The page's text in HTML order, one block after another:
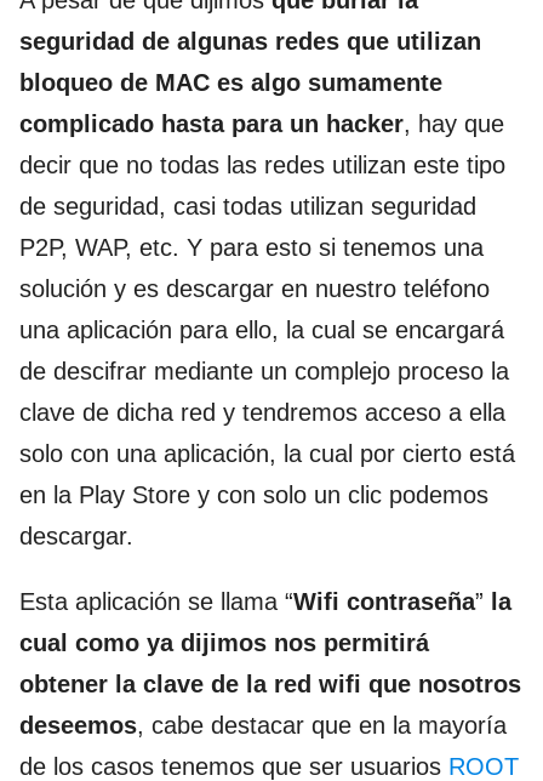
seguridad de algunas redes que utilizan
bloqueo de MAC es algo sumamente
complicado hasta para un hacker, hay que
decir que no todas las redes utilizan este tipo
de seguridad, casi todas utilizan seguridad
P2P, WAP, etc. Y para esto si tenemos una
solución y es descargar en nuestro teléfono
una aplicación para ello, la cual se encargará
de descifrar mediante un complejo proceso la
clave de dicha red y tendremos acceso a ella
solo con una aplicación, la cual por cierto está
en la Play Store y con solo un clic podemos
descargar.
Esta aplicación se llama “Wifi contraseña” la
cual como ya dijimos nos permitirá
obtener la clave de la red wifi que nosotros
deseemos, cabe destacar que en la mayoría
de los casos tenemos que ser usuarios ROOT